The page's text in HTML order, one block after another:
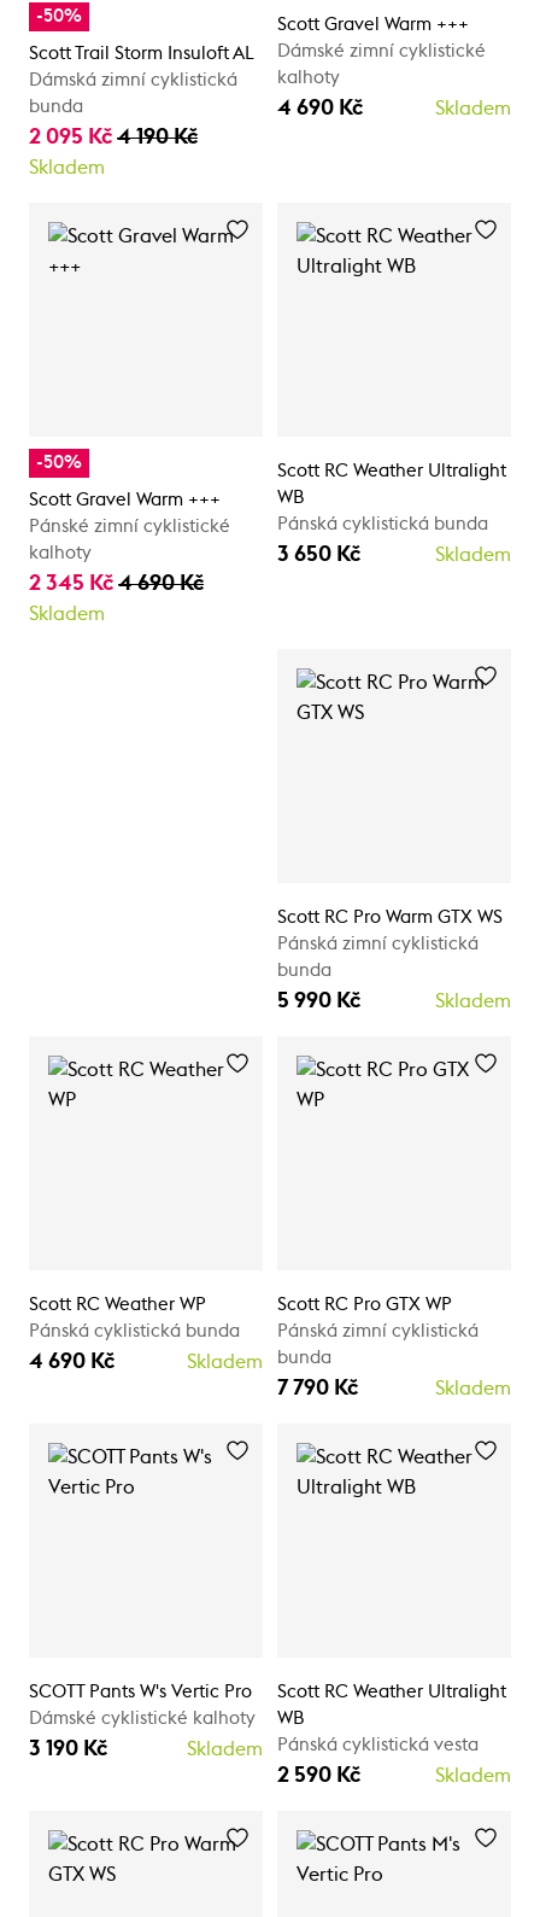
-50%
Scott Trail Storm Insuloft AL
Dámská zimní cyklistická
bunda
2 095 Kč 4 190 Kč
Skladem
Scott Gravel Warm +++
Dámské zimní cyklistické
kalhoty
4 690 Kč Skladem
-50%
Scott Gravel Warm +++
Pánské zimní cyklistické
kalhoty
2 345 Kč 4 690 Kč
Skladem
Scott RC Weather Ultralight
WB
Pánská cyklistická bunda
3 650 Kč Skladem
Scott RC Pro Warm GTX WS
Pánská zimní cyklistická
bunda
5 990 Kč Skladem
Scott RC Weather WP
Pánská cyklistická bunda
4 690 Kč Skladem
Scott RC Pro GTX WP
Pánská zimní cyklistická
bunda
7 790 Kč Skladem
SCOTT Pants W's Vertic Pro
Dámské cyklistické kalhoty
3 190 Kč Skladem
Scott RC Weather Ultralight
WB
Pánská cyklistická vesta
2 590 Kč Skladem